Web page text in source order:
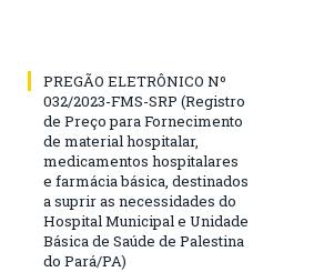
PREGÃO ELETRÔNICO Nº
032/2023-FMS-SRP (Registro
de Preço para Fornecimento
de material hospitalar,
medicamentos hospitalares
e farmácia básica, destinados
a suprir as necessidades do
Hospital Municipal e Unidade
Básica de Saúde de Palestina
do Pará/PA)